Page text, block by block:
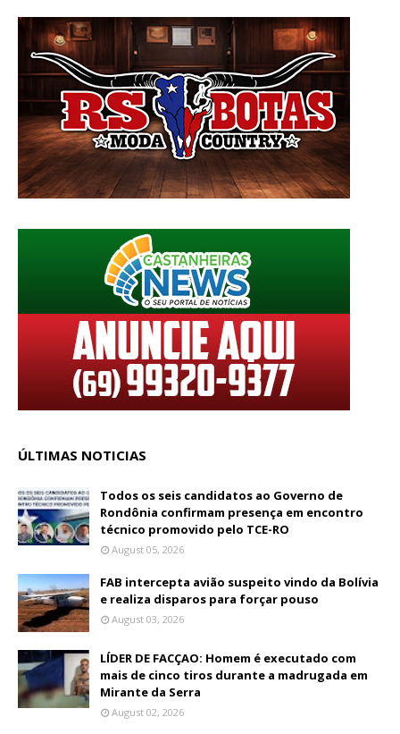
ÚLTIMAS NOTICIAS
Todos os seis candidatos ao Governo de
Rondônia confirmam presença em encontro
técnico promovido pelo TCE-RO
August 05, 2026
FAB intercepta avião suspeito vindo da Bolívia
e realiza disparos para forçar pouso
August 03, 2026
LÍDER DE FACÇAO: Homem é executado com
mais de cinco tiros durante a madrugada em
Mirante da Serra
August 02, 2026